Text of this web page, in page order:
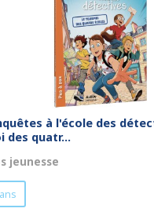
à l'école des
des quatr...
jeunesse